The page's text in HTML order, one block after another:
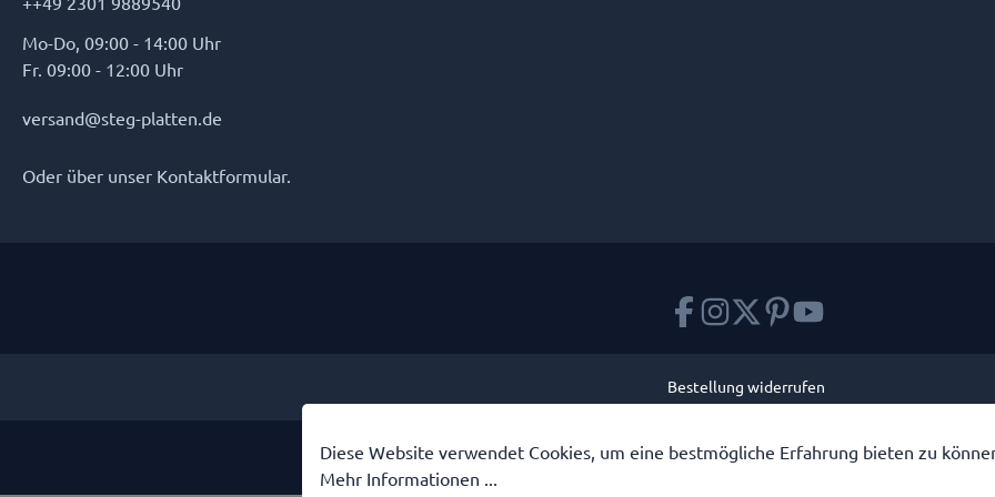
Mo-Do, 09:00 - 14:00 Uhr
Fr. 09:00 - 12:00 Uhr
versand@steg-platten.de
Oder über unser Kontaktformular.
Bestellung widerrufen
* Alle Preise inkl. gesetzl. Mehrwertsteuer zzgl.Versandkostenund ggf. Nachnahmegebühren, wenn
Diese Website verwendet Cookies, um eine bestmögliche Erfahrung bieten zu
Mehr Informationen ...